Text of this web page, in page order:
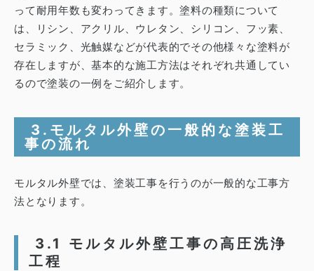
って耐用年数も変わってきます。塗料の種類について
は、リシン、アクリル、ウレタン、シリコン、フッ素、
セラミック、光触媒などが代表的でその他様々な塗料が
存在しますが、基本的な施工方法はそれぞれ共通してい
るので塗装の一例をご紹介します。
3.モルタル外壁の一般的な塗装工
事の流れ
モルタル外壁では、塗装工事を行うのが一般的な工事方
法となります。
3.1 モルタル外壁工事の高圧洗浄
工程